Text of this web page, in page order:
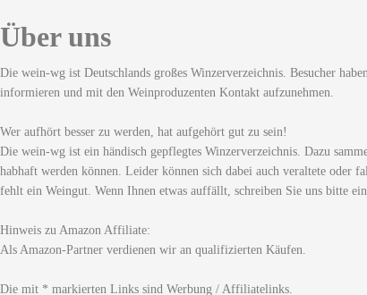
Über uns
Die wein-wg ist Deutschlands großes Winzerverzeichnis. Besucher
informieren und mit den Weinproduzenten Kontakt aufzunehmen.
Wer aufhört besser zu werden, hat aufgehört gut zu sein!
Die wein-wg ist ein händisch gepflegtes Winzerverzeichnis. Dazu
habhaft werden können. Leider können sich dabei auch veraltete oder
fehlt ein Weingut. Wenn Ihnen etwas auffällt, schreiben Sie uns bitte
Hinweis zu Amazon Affiliate:
Als Amazon-Partner verdienen wir an qualifizierten Käufen.
Die mit * markierten Links sind Werbung / Affiliatelinks.